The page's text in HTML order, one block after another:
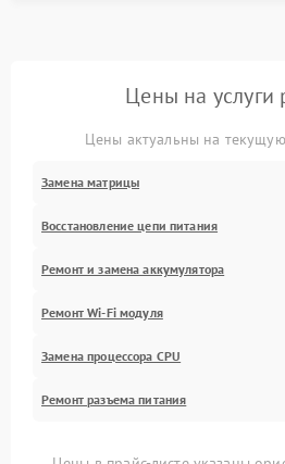
Цены на услуги
Цены актуальны на
Замена матрицы
Восстановление цепи питания
Ремонт и замена аккумулятора
Ремонт Wi-Fi модуля
Замена процессора CPU
Ремонт разъема питания